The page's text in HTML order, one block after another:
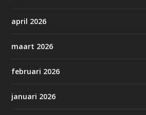
april 2026
maart 2026
februari 2026
januari 2026